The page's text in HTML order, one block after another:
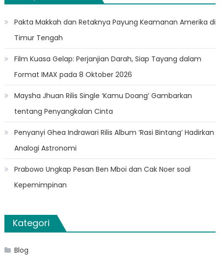
Pakta Makkah dan Retaknya Payung Keamanan Amerika di
Timur Tengah
Film Kuasa Gelap: Perjanjian Darah, Siap Tayang dalam
Format IMAX pada 8 Oktober 2026
Maysha Jhuan Rilis Single ‘Kamu Doang’ Gambarkan
tentang Penyangkalan Cinta
Penyanyi Ghea Indrawari Rilis Album ‘Rasi Bintang’ Hadirkan
Analogi Astronomi
Prabowo Ungkap Pesan Ben Mboi dan Cak Noer soal
Kepemimpinan
Kategori
Blog